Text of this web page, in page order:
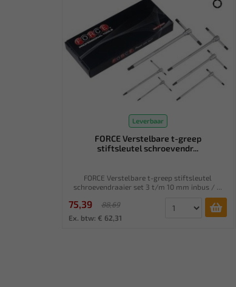
Leverbaar
FORCE Verstelbare t-greep
stiftsleutel schroevendr...
FORCE Verstelbare t-greep stiftsleutel
schroevendraaier set 3 t/m 10 mm inbus / ...
75,39
88,69
Ex. btw: € 62,31